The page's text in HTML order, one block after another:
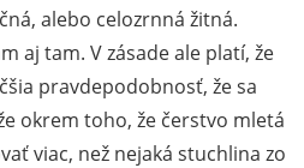
alebo celozrnná žitná.
aj tam. V zásade ale platí, že
pravdepodobnosť, že sa
okrem toho, že čerstvo mletá
viac, než nejaká stuchlina zo